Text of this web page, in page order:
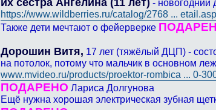
их сестра Ангелина (11 лет) - новогодний
https://www.wildberries.ru/catalog/2768 ...
Также дети мечтают о фейерверке
Дорошин Витя, 17 лет (тяжёлый ДЦП) -
на потолок, потому что мальчик в основном
www.mvideo.ru/products/proektor-rombica ... 0-
ПОДАРЕНО Лариса Долгунова
Ещё нужна хорошая электрическая зубная